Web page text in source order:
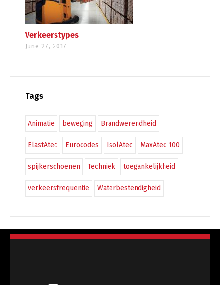
Verkeerstypes
June 27, 2017
Tags
Animatie beweging Brandwerendheid
ElastAtec Eurocodes IsolAtec MaxAtec 100
spijkerschoenen Techniek toegankelijkheid
verkeersfrequentie Waterbestendigheid